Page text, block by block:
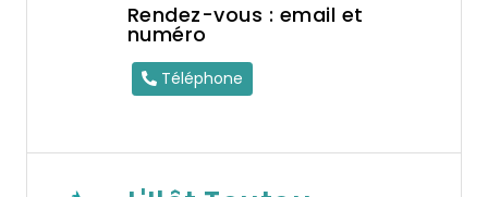
Rendez-vous : email et
numéro
Téléphone